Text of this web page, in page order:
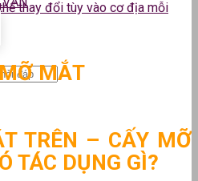
thay đổi tùy vào cơ địa mỗi
MẮT
TRÊN – CẤY MỠ
TÁC DỤNG GÌ?